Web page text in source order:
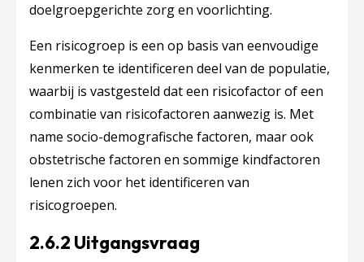
doelgroepgerichte zorg en voorlichting.
Een risicogroep is een op basis van eenvoudige
kenmerken te identificeren deel van de populatie,
waarbij is vastgesteld dat een risicofactor of een
combinatie van risicofactoren aanwezig is. Met
name socio-demografische factoren, maar ook
obstetrische factoren en sommige kindfactoren
lenen zich voor het identificeren van
risicogroepen.
2.6.2 Uitgangsvraag